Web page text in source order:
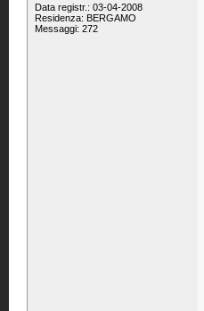
Data registr.: 03-04-2008
Residenza: BERGAMO
Messaggi: 272